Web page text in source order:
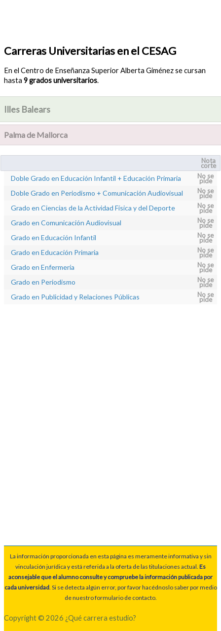
Carreras Universitarias en el CESAG
En el Centro de Enseñanza Superior Alberta Giménez se cursan
hasta 9 grados universitarios.
Illes Balears
Palma de Mallorca
Nota
corte
Doble Grado en Educación Infantil + Educación Primaria No se
pide
Doble Grado en Periodismo + Comunicación Audiovisual No se
pide
Grado en Ciencias de la Actividad Física y del Deporte No se
pide
Grado en Comunicación Audiovisual No se
pide
Grado en Educación Infantil No se
pide
Grado en Educación Primaria No se
pide
Grado en Enfermería No se
pide
Grado en Periodismo No se
pide
Grado en Publicidad y Relaciones Públicas No se
pide
La información proporcionada en esta página es meramente informativa y sin
vinculación jurídica y está referida a la oferta de las titulaciones actual. Es
aconsejable que el alumno consulte y compruebe la información publicada por
cada universidad. Si se detecta algún error, por favor hacédnoslo saber por medio
de nuestro formulario de contacto.
Copyright © 2026 ¿Qué carrera estudio?